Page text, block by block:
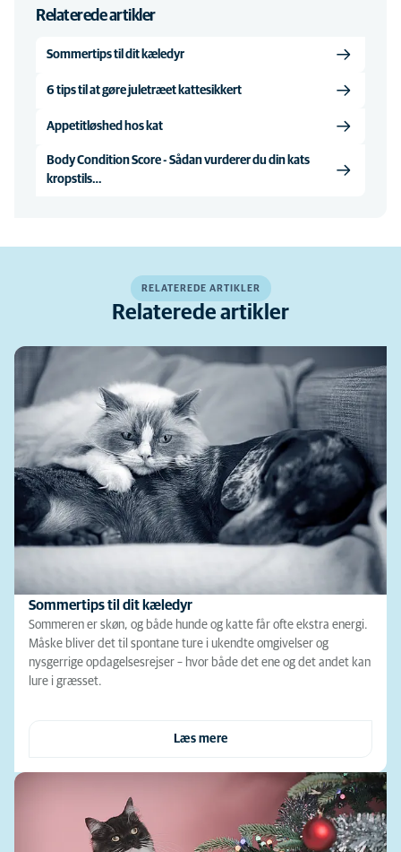
Relaterede artikler
Sommertips til dit kæledyr
6 tips til at gøre juletræet kattesikkert
Appetitløshed hos kat
Body Condition Score - Sådan vurderer du din kats
kropstils…
RELATEREDE ARTIKLER
Relaterede artikler
Sommertips til dit kæledyr
Sommeren er skøn, og både hunde og katte får ofte ekstra energi.
Måske bliver det til spontane ture i ukendte omgivelser og
nysgerrige opdagelsesrejser – hvor både det ene og det andet kan
lure i græsset.
Læs mere